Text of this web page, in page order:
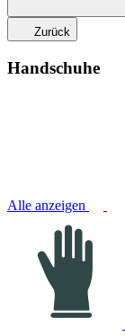
Zurück
Handschuhe
Alle anzeigen